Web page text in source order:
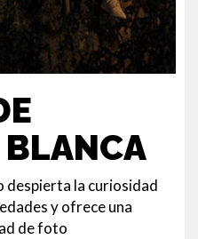
la curiosidad
y ofrece una
de foto